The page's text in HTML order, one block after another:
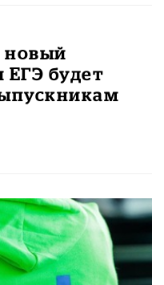
новый
ЕГЭ будет